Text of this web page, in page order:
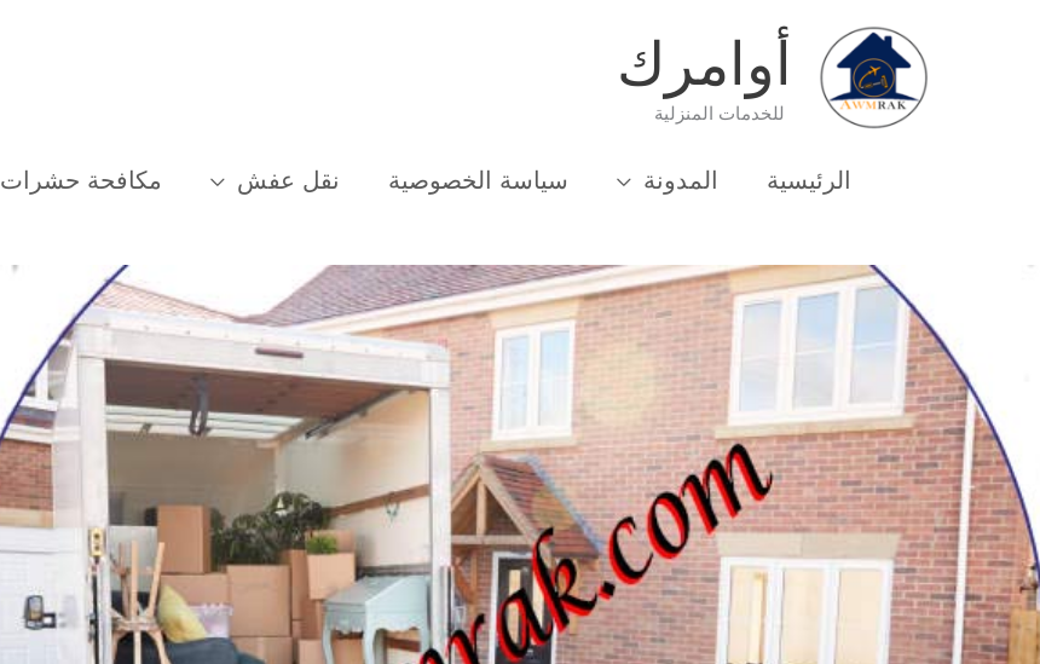
أوامرك
للخدمات المنزلية
الرئيسية المدونة سياسة الخصوصية نقل عفش مكافحة حشرات
نقل عفش
أسرع سيارات نقل عفش بجدة للايجار | نقل الأثاث بجدة بسرعة وامان 100% عام
2025